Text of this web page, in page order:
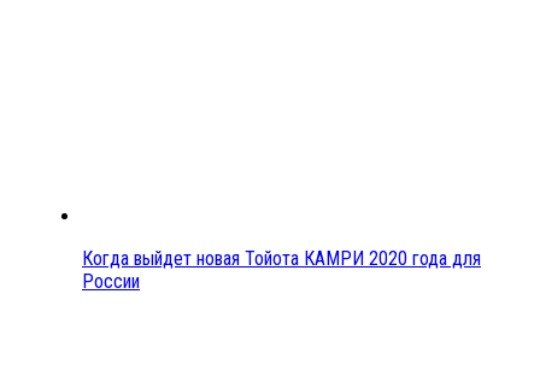
Когда выйдет новая Тойота КАМРИ 2020 года для
России